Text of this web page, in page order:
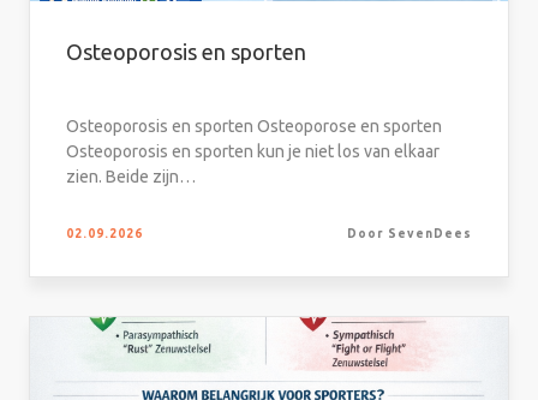
Osteoporosis en sporten
Osteoporosis en sporten Osteoporose en sporten
Osteoporosis en sporten kun je niet los van elkaar
zien. Beide zijn…
02.09.2026 Door SevenDees